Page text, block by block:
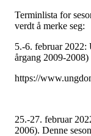
Terminlista for
verdt å merke seg:
5.-6. februar 2022:
årgang 2009-2008)
https://
25.-27. februar
2006). Denne